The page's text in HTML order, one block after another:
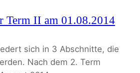
Term II am 01.08.2014
sich in 3 Abschnitte, die
Nach dem 2. Term